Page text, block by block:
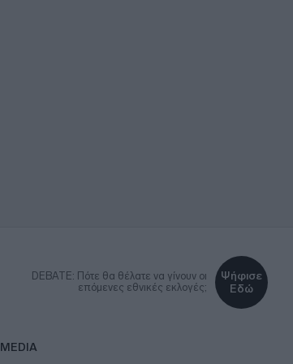
DEBATE: Πότε θα θέλατε να γίνουν οι
επόμενες εθνικές εκλογές;
Ψήφισε
Εδώ
MEDIA